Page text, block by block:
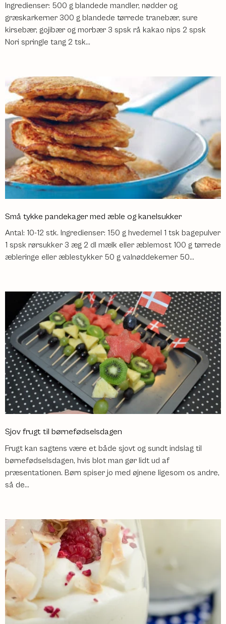
Ingredienser: 500 g blandede mandler, nødder og
græskarkerner 300 g blandede tørrede tranebær, sure
kirsebær, gojibær og morbær 3 spsk rå kakao nips 2 spsk
Nori springle tang 2 tsk...
Små tykke pandekager med æble og kanelsukker
Antal: 10-12 stk. Ingredienser: 150 g hvedemel 1 tsk bagepulver
1 spsk rørsukker 3 æg 2 dl mælk eller æblemost 100 g tørrede
æbleringe eller æblestykker 50 g valnøddekerner 50...
Sjov frugt til børnefødselsdagen
Frugt kan sagtens være et både sjovt og sundt indslag til
børnefødselsdagen, hvis blot man gør lidt ud af
præsentationen. Børn spiser jo med øjnene ligesom os andre,
så de...